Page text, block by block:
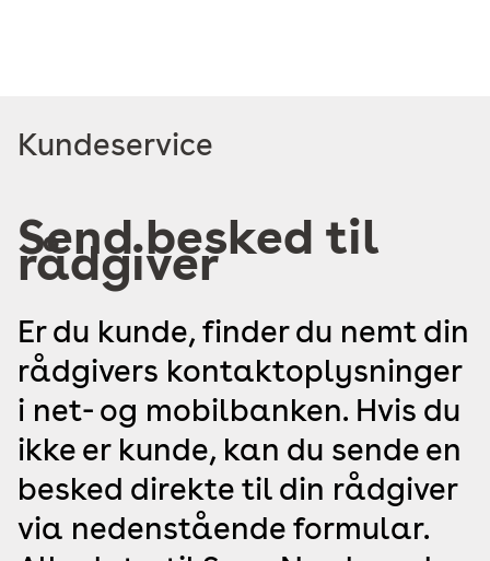
Læs
Kundeservice
Send besked til
rådgiver
Er du kunde, finder du nemt din
rådgivers kontaktoplysninger
i net- og mobilbanken. Hvis du
ikke er kunde, kan du sende en
besked direkte til din rådgiver
via nedenstående formular.